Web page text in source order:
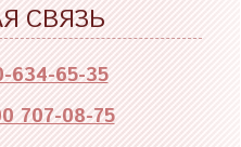
СВЯЗЬ
634-65-35
707-08-75